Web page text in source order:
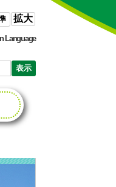
拡大
Language